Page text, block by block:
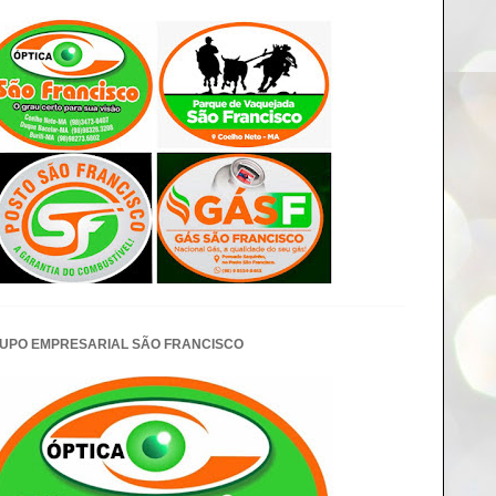
EMPRESARIAL SÃO FRANCISCO